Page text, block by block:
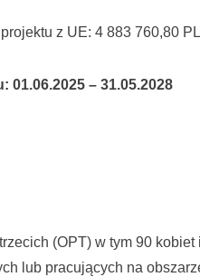
z UE: 4 883 760,80
01.06.2025 – 31.05.2028
(OPT) w tym 90
lub pracujących na